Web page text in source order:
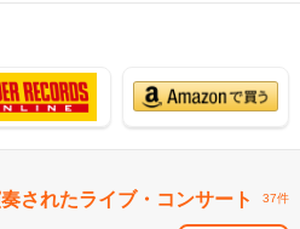
されたライブ・コンサート 37件